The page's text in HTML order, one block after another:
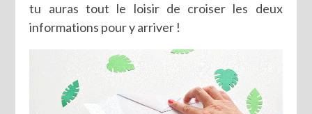
tu auras tout le loisir de croiser les deux
informations pour y arriver !